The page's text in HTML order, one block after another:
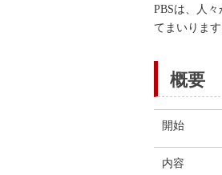
PBSは、人
てまいります
概要
開始
内容